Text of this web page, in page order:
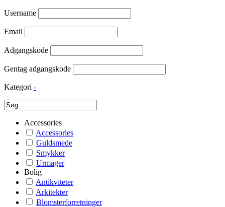
Username
Email
Adgangskode
Gentag adgangskode
Kategori -
Accessories
Accessories
Guldsmede
Smykker
Urmager
Bolig
Antikviteter
Arkitekter
Blomsterforretninger